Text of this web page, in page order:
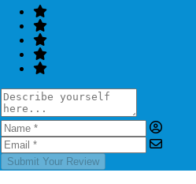
Submit Your Review